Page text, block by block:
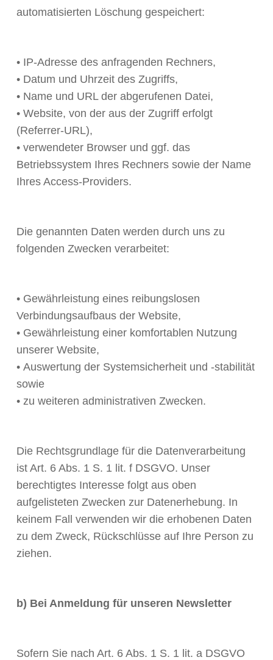
automatisierten Löschung gespeichert:
• IP-Adresse des anfragenden Rechners,
• Datum und Uhrzeit des Zugriffs,
• Name und URL der abgerufenen Datei,
• Website, von der aus der Zugriff erfolgt
(Referrer-URL),
• verwendeter Browser und ggf. das
Betriebssystem Ihres Rechners sowie der Name
Ihres Access-Providers.
Die genannten Daten werden durch uns zu
folgenden Zwecken verarbeitet:
• Gewährleistung eines reibungslosen
Verbindungsaufbaus der Website,
• Gewährleistung einer komfortablen Nutzung
unserer Website,
• Auswertung der Systemsicherheit und -stabilität
sowie
• zu weiteren administrativen Zwecken.
Die Rechtsgrundlage für die Datenverarbeitung
ist Art. 6 Abs. 1 S. 1 lit. f DSGVO. Unser
berechtigtes Interesse folgt aus oben
aufgelisteten Zwecken zur Datenerhebung. In
keinem Fall verwenden wir die erhobenen Daten
zu dem Zweck, Rückschlüsse auf Ihre Person zu
ziehen.
b) Bei Anmeldung für unseren Newsletter
Sofern Sie nach Art. 6 Abs. 1 S. 1 lit. a DSGVO